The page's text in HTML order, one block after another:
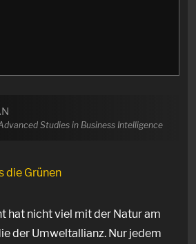
Studies in Business Intelligence
die Grünen
hat nicht viel mit der Natur am
der Umweltallianz. Nur jedem